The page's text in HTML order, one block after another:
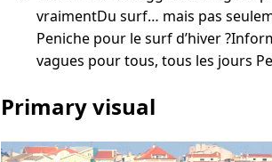
vraimentDu surf… mais pas
Peniche pour le surf d’hiver
vagues pour tous, tous les jours
Primary visual